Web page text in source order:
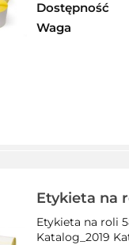
Dostępność
Waga
Etykieta na
Etykieta na roli
Katalog_2019